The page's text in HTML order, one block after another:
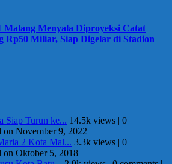
Malang Menyala Diproyeksi Catat
Rp50 Miliar, Siap Digelar di Stadion
Siap Turun ke... 14.5k views | 0
on November 9, 2022
2 Kota Mal... 3.3k views | 0
on Oktober 5, 2018